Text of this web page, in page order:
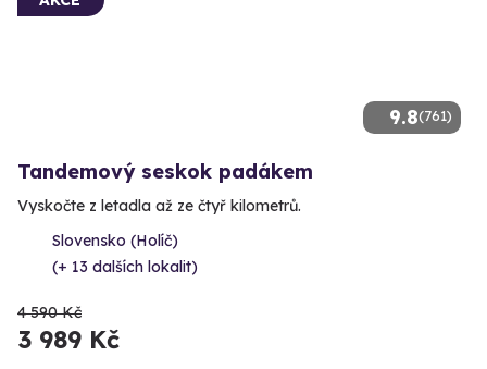
9.8(761)
Tandemový seskok padákem
Vyskočte z letadla až ze čtyř kilometrů.
Slovensko (Holíč)
(+ 13 dalších lokalit)
4 590 Kč
3 989 Kč